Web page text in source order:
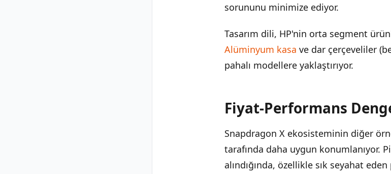
sorununu minimize ediyor.
Tasarım dili, HP'nin orta segment
Alüminyum kasa ve dar çerçeveliler
pahalı modellere yaklaştırıyor.
Fiyat-Performans
Snapdragon X ekosisteminin diğer
tarafında daha uygun konumlanıyor.
alındığında, özellikle sık seyahat